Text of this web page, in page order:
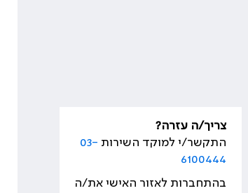
צריך/ה עזרה?
התקשר/י למוקד השירות 03-
6100444
בהתחברות לאזור האישי את/ה